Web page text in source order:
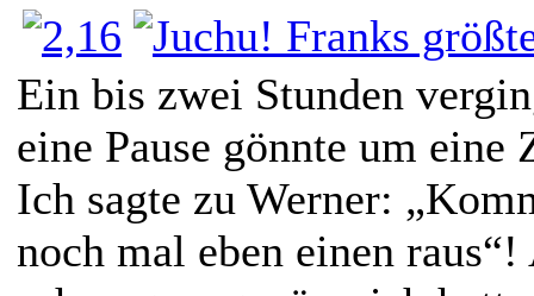
Ein bis zwei Stunden
eine Pause gönnte um eine
Ich sagte zu Werner:
noch mal eben einen